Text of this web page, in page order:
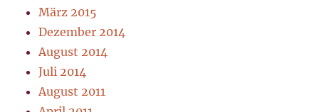
März 2015
Dezember 2014
August 2014
Juli 2014
August 2011